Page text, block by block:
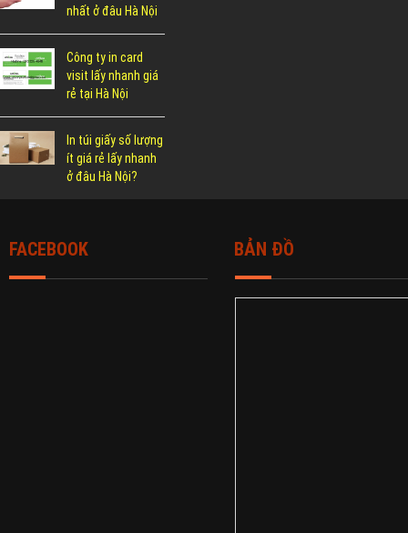
nhất ở đâu Hà Nội
Công ty in card
visit lấy nhanh giá
rẻ tại Hà Nội
In túi giấy số lượng
ít giá rẻ lấy nhanh
ở đâu Hà Nội?
FACEBOOK BẢN ĐỒ